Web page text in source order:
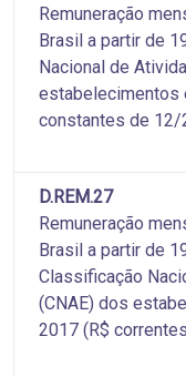
Remuneração
Brasil a partir de
Nacional de
estabelecimentos
constantes de 12/
D.REM.27
Remuneração
Brasil a partir de
Classificação
(CNAE) dos
2017 (R$